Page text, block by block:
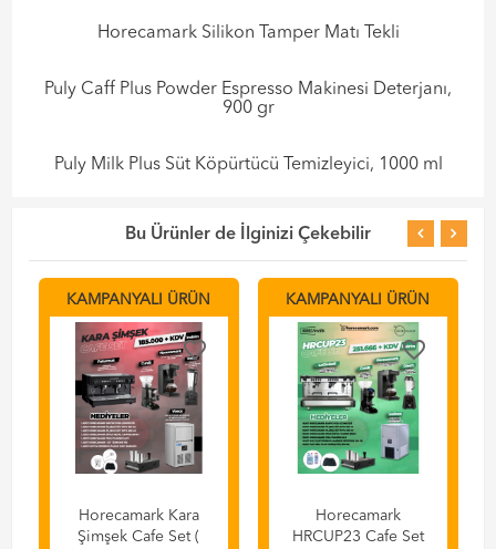
Horecamark Silikon Tamper Matı Tekli
Puly Caff Plus Powder Espresso Makinesi Deterjanı,
900 gr
Puly Milk Plus Süt Köpürtücü Temizleyici, 1000 ml
Bu Ürünler de İlginizi Çekebilir
KAMPANYALI ÜRÜN
favorite_border
Horecamark Kara
Şimşek Cafe Set (
KAMPANYALI ÜRÜN
favorite_border
Horecamark
HRCUP23 Cafe Set